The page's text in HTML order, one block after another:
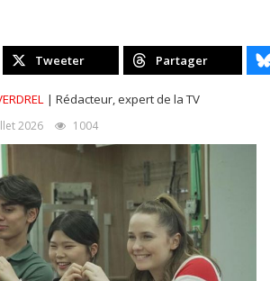
Tweeter Partager
| Rédacteur, expert de la TV
2026 1004